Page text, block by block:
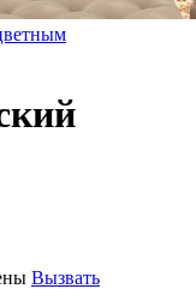
Вызвать